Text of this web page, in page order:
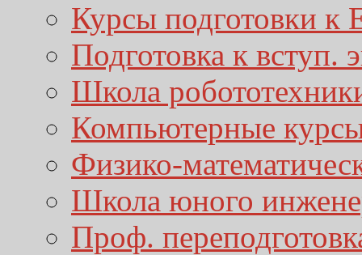
Курсы подготовки
Подготовка к вступ.
Школа
Компьютерные
Физико-
Школа юного
Проф.